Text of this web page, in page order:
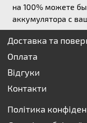
на 100% можете
аккумулятора с
Доставка та
Оплата
Відгуки
Контакти
Політика